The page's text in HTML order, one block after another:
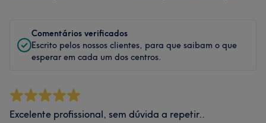
Comentários verificados
Escrito pelos nossos clientes, para que saibam o que
esperar em cada um dos centros.
Excelente profissional, sem dúvida a repetir..